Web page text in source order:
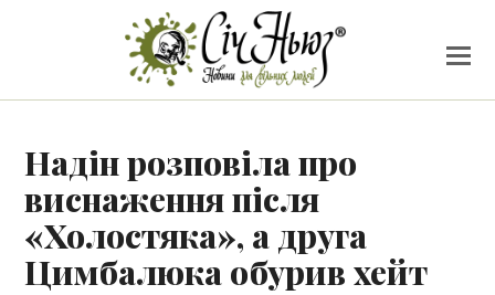
Надін розповіла про
виснаження після
«Холостяка», а друга
Цимбалюка обурив хейт